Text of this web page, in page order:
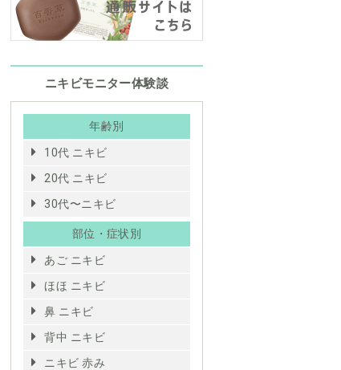
ニキビモニター体験談
年齢別
10代 ニキビ
20代 ニキビ
30代〜ニキビ
部位・症状別
あご ニキビ
ほほ ニキビ
鼻 ニキビ
背中 ニキビ
ニキビ 赤み